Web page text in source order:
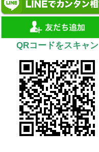
QRコードをスキャン